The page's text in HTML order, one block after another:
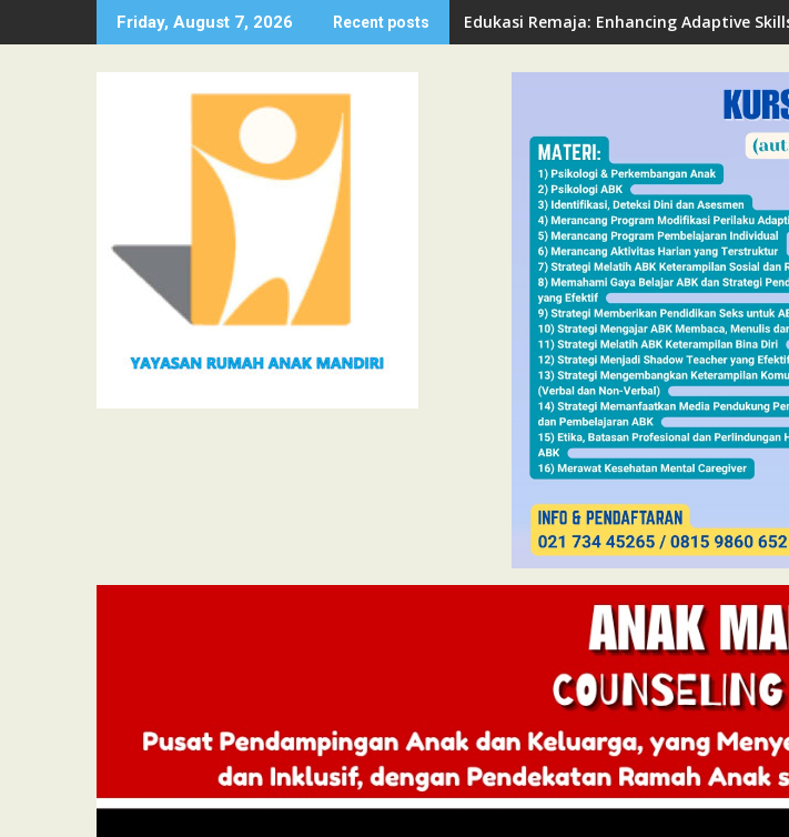
to
Friday, August 7, 2026 Recent posts Edukasi Remaja: Enhancing Adaptive